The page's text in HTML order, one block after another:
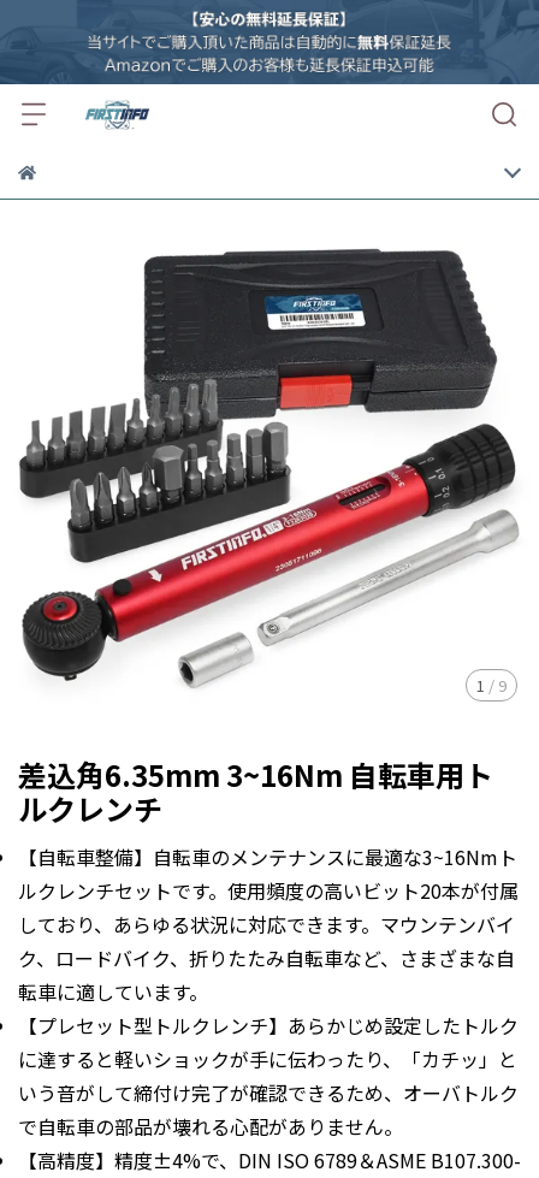
1 / 9
差込角6.35mm 3~16Nm 自転車用ト
ルクレンチ
【自転車整備】自転車のメンテナンスに最適な3~16Nmト
ルクレンチセットです。使用頻度の高いビット20本が付属
しており、あらゆる状況に対応できます。マウンテンバイ
ク、ロードバイク、折りたたみ自転車など、さまざまな自
転車に適しています。
【プレセット型トルクレンチ】あらかじめ設定したトルク
に達すると軽いショックが手に伝わったり、「カチッ」と
いう音がして締付け完了が確認できるため、オーバトルク
で自転車の部品が壊れる心配がありません。
【高精度】精度±4%で、DIN ISO 6789＆ASME B107.300-